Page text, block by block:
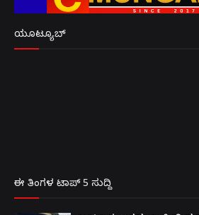
ಯೂಟ್ಯೂಬ್
ಈ ತಿಂಗಳ ಟಾಪ್ 5 ಸುದ್ದಿ